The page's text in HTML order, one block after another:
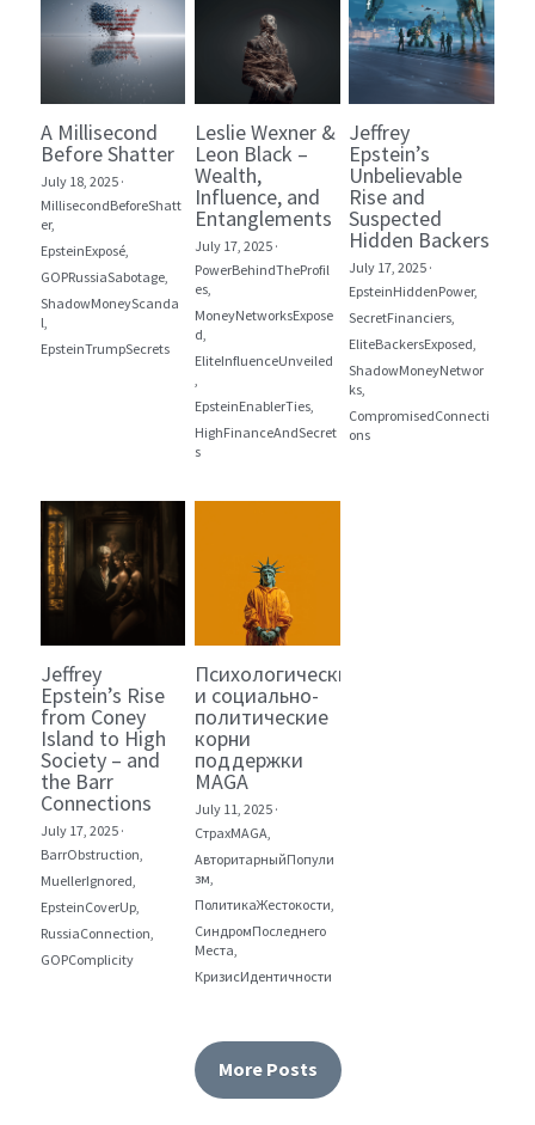
A Millisecond
Before Shatter
July 18, 2025 ·
MillisecondBeforeShatt
er,
EpsteinExposé,
GOPRussiaSabotage,
ShadowMoneyScanda
l,
EpsteinTrumpSecrets
Leslie Wexner &
Leon Black –
Wealth,
Influence, and
Entanglements
July 17, 2025 ·
PowerBehindTheProfil
es,
MoneyNetworksExpose
d,
EliteInfluenceUnveiled
EpsteinEnablerTies,
HighFinanceAndSecret
s
Jeffrey
Epstein’s
Unbelievable
Rise and
Suspected
Hidden Backers
July 17, 2025 ·
EpsteinHiddenPower,
SecretFinanciers,
EliteBackersExposed,
ShadowMoneyNetwor
ks,
CompromisedConnecti
ons
Jeffrey
Epstein’s Rise
from Coney
Island to High
Society – and
the Barr
Connections
July 17, 2025 ·
BarrObstruction,
MuellerIgnored,
EpsteinCoverUp,
RussiaConnection,
GOPComplicity
Психологические
и социально-
политические
корни
поддержки
MAGA
July 11, 2025 ·
СтрахMAGA,
АвторитарныйПопули
зм,
ПолитикаЖестокости,
СиндромПоследнего
Места,
КризисИдентичности
More Posts